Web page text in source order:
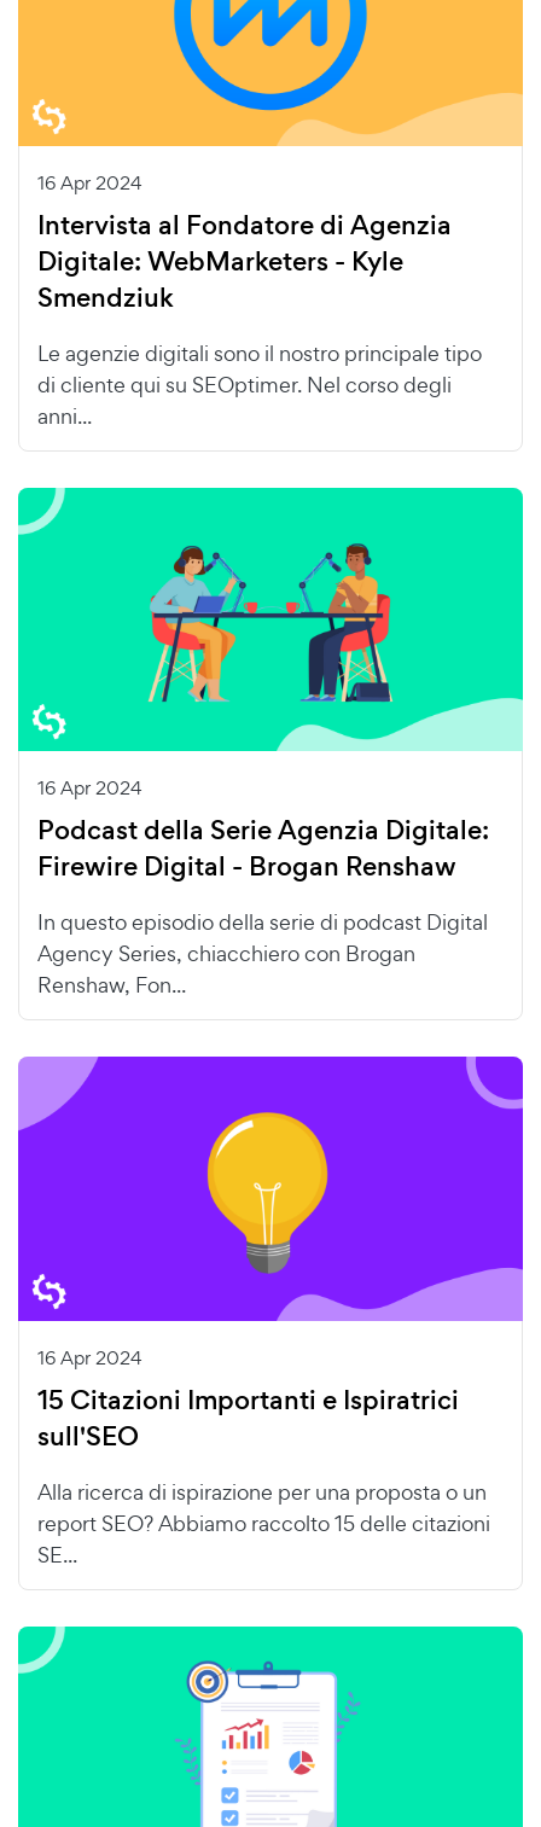
16 Apr 2024
Intervista al Fondatore di Agenzia
Digitale: WebMarketers - Kyle
Smendziuk
Le agenzie digitali sono il nostro principale tipo
di cliente qui su SEOptimer. Nel corso degli
anni...
16 Apr 2024
Podcast della Serie Agenzia Digitale:
Firewire Digital - Brogan Renshaw
In questo episodio della serie di podcast Digital
Agency Series, chiacchiero con Brogan
Renshaw, Fon...
16 Apr 2024
15 Citazioni Importanti e Ispiratrici
sull'SEO
Alla ricerca di ispirazione per una proposta o un
report SEO? Abbiamo raccolto 15 delle citazioni
SE...